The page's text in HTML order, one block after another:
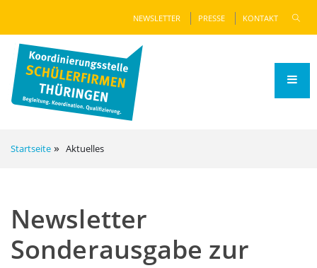
NEWSLETTER PRESSE KONTAKT
Startseite Aktuelles
Newsletter
Sonderausgabe zur